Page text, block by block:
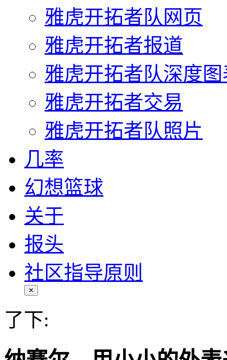
雅虎开拓者队网页
雅虎开拓者报道
雅虎开拓者队深度图
雅虎开拓者交易
雅虎开拓者队照片
几率
幻想篮球
关于
报头
社区指导原则
✕
了下: